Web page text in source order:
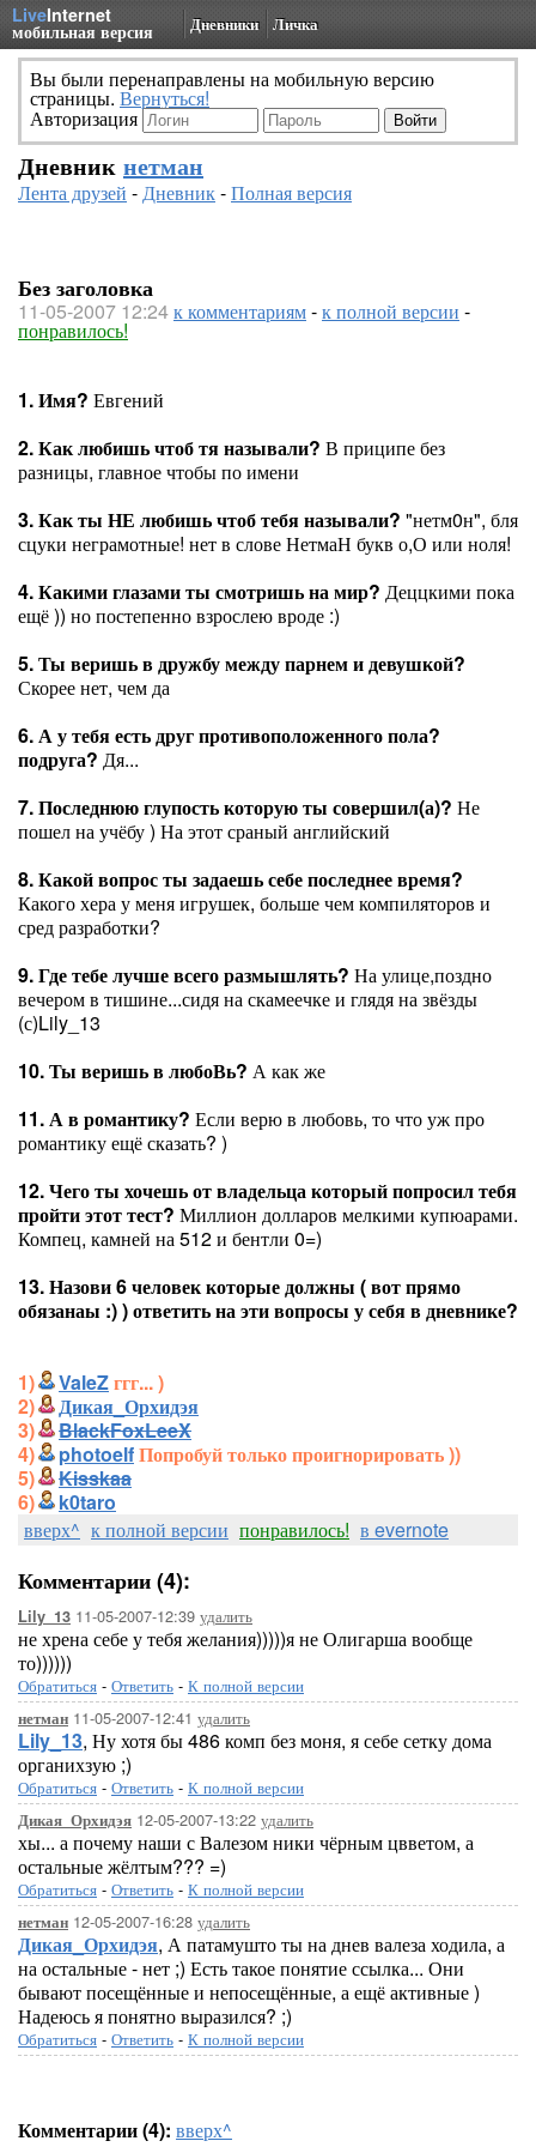
LiveInternet
мобильная версия Дневники Личка
Вы были перенаправлены на мобильную версию
страницы. Вернуться!
Авторизация
Дневник нетман
Лента друзей -Дневник-Полная версия
Без заголовка
11-05-2007 12:24к комментариям-к полной версии -
понравилось!
1. Имя? Евгений
2. Как любишь чтоб тя называли? В приципе без
разницы, главное чтобы по имени
3. Как ты НЕ любишь чтоб тебя называли? "нетм0н", бля
сцуки неграмотные! нет в слове НетмаН букв о,О или ноля!
4. Какими глазами ты смотришь на мир? Деццкими пока
ещё )) но постепенно взрослею вроде :)
5. Ты веришь в дружбу между парнем и девушкой?
Скорее нет, чем да
6. А у тебя есть друг противоположенного пола?
подруга? Дя...
7. Последнюю глупость которую ты совершил(а)? Не
пошел на учёбу ) На этот сраный английский
8. Какой вопрос ты задаешь себе последнее время?
Какого хера у меня игрушек, больше чем компиляторов и
сред разработки?
9. Где тебе лучше всего размышлять? На улице,поздно
вечером в тишине...сидя на скамеечке и глядя на звёзды
(с)Lily_13
10. Ты веришь в любоВь? А как же
11. А в романтику? Если верю в любовь, то что уж про
романтику ещё сказать? )
12. Чего ты хочешь от владельца который попросил тебя
пройти этот тест? Миллион долларов мелкими купюарами.
Компец, камней на 512 и бентли 0=)
13. Назови 6 человек которые должны ( вот прямо
обязанаы :) ) ответить на эти вопросы у себя в дневнике?
1) ValeZггг... )
2)
Дикая_Орхидэя
3)
BlackFoxLeeX
4)
photoelfПопробуй только проигнорировать ))
5)
Kisskaa
6)
k0taro
вверх^ к полной версии понравилось! в evernote
Комментарии (4):
Lily_13 11-05-2007-12:39 удалить
не хрена себе у тебя желания)))))я не Олигарша вообще
то))))))
Обратиться - Ответить - К полной версии
нетман 11-05-2007-12:41 удалить
Lily_13, Ну хотя бы 486 комп без моня, я себе сетку дома
органихзую ;)
Обратиться - Ответить - К полной версии
Дикая_Орхидэя 12-05-2007-13:22 удалить
хы... а почему наши с Валезом ники чёрным цвветом, а
остальные жёлтым??? =)
Обратиться - Ответить - К полной версии
нетман 12-05-2007-16:28 удалить
Дикая_Орхидэя, А патамушто ты на днев валеза ходила, а
на остальные - нет ;) Есть такое понятие ссылка... Они
бывают посещённые и непосещённые, а ещё активные )
Надеюсь я понятно выразился? ;)
Обратиться - Ответить - К полной версии
Комментарии (4): вверх^